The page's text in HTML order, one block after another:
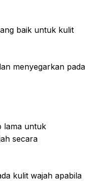
baik untuk kulit
menyegarkan pada
lama untuk
secara
kulit wajah apabila